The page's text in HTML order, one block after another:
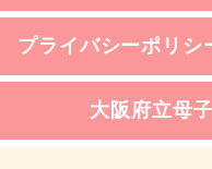
プライバシーポリシ
大阪府立母